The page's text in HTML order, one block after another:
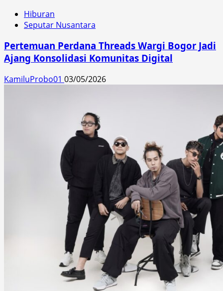
Hiburan
Seputar Nusantara
Pertemuan Perdana Threads Wargi Bogor Jadi
Ajang Konsolidasi Komunitas Digital
KamiluProbo01 03/05/2026